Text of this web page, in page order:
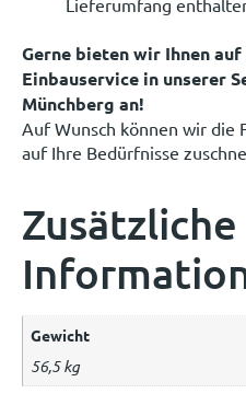
Gerne bieten wir Ihnen
Einbauservice in unserer
Münchberg an!
Auf Wunsch können wir die
auf Ihre Bedürfnisse
Zusätzliche
Gewicht
56,5 kg